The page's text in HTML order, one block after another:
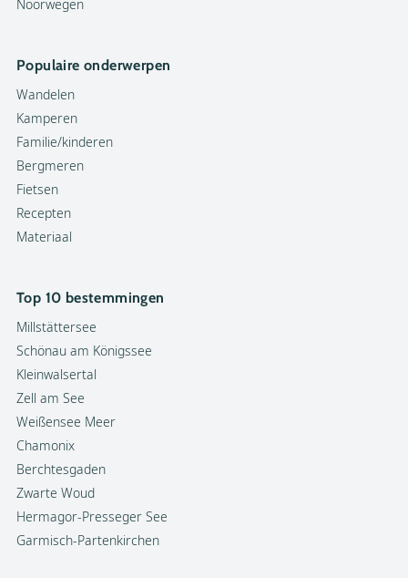
Noorwegen
Populaire onderwerpen
Wandelen
Kamperen
Familie/kinderen
Bergmeren
Fietsen
Recepten
Materiaal
Top 10 bestemmingen
Millstättersee
Schönau am Königssee
Kleinwalsertal
Zell am See
Weißensee Meer
Chamonix
Berchtesgaden
Zwarte Woud
Hermagor-Presseger See
Garmisch-Partenkirchen